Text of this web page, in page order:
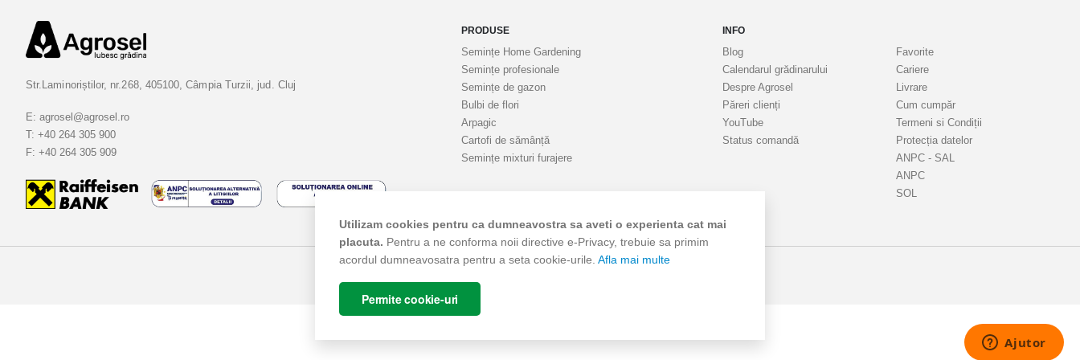
Utilizam cookies pentru ca dumneavostra sa aveti o experienta cat mai
placuta. Pentru a ne conforma noii directive e-Privacy, trebuie sa primim
acordul dumneavosatra pentru a seta cookie-urile. Afla mai multe
Permite cookie-uri
a
e
i
Str.Laminoriștilor, nr.268, 405100, Câmpia Turzii, jud. Cluj
E: agrosel@agrosel.ro
T: +40 264 305 900
F: +40 264 305 909
PRODUSE
Semințe Home Gardening
Semințe profesionale
Semințe de gazon
Bulbi de flori
Arpagic
Cartofi de sămânță
Semințe mixturi furajere
INFO
Blog
Calendarul grădinarului
Despre Agrosel
Păreri clienți
YouTube
Status comandă
Favorite
Cariere
Livrare
Cum cumpăr
Termeni si Condiții
Protecția datelor
ANPC - SAL
ANPC
SOL